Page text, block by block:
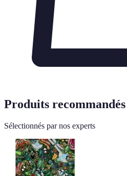
Produits recommandés
Sélectionnés par nos experts